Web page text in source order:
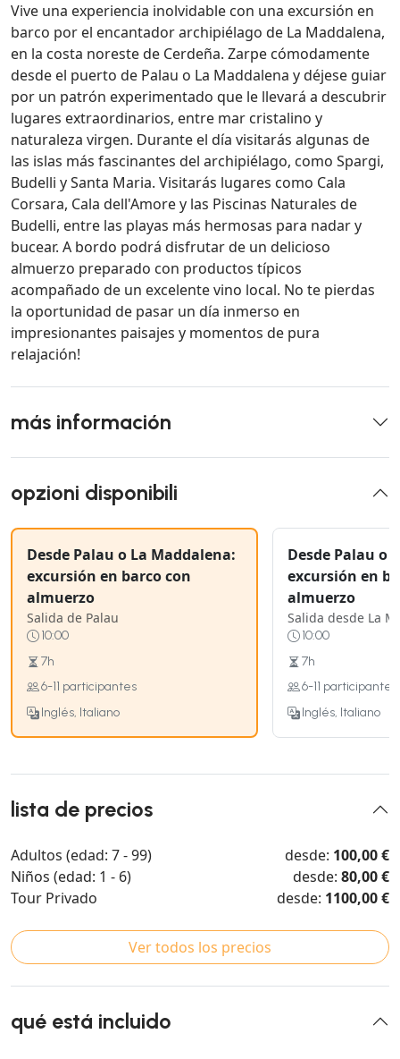
Vive una experiencia inolvidable con una excursión en
barco por el encantador archipiélago de La Maddalena,
en la costa noreste de Cerdeña. Zarpe cómodamente
desde el puerto de Palau o La Maddalena y déjese guiar
por un patrón experimentado que le llevará a descubrir
lugares extraordinarios, entre mar cristalino y
naturaleza virgen. Durante el día visitarás algunas de
las islas más fascinantes del archipiélago, como Spargi,
Budelli y Santa Maria. Visitarás lugares como Cala
Corsara, Cala dell'Amore y las Piscinas Naturales de
Budelli, entre las playas más hermosas para nadar y
bucear. A bordo podrá disfrutar de un delicioso
almuerzo preparado con productos típicos
acompañado de un excelente vino local. No te pierdas
la oportunidad de pasar un día inmerso en
impresionantes paisajes y momentos de pura
relajación!
más información
opzioni disponibili
Desde Palau o La Maddalena:
excursión en barco con
almuerzo
Salida de Palau
10:00
7h
6-11 participantes
Inglés, Italiano
Desde Palau o
excursión en
almuerzo
Salida desde La
10:00
7h
6-11 participantes
Inglés, Italiano
lista de precios
Adultos (edad: 7 - 99) desde: 100,00 €
Niños (edad: 1 - 6)
desde: 80,00 €
Tour Privado
desde: 1100,00 €
Ver todos los precios
qué está incluido